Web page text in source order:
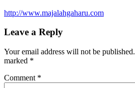
http://www.majalahgaharu.com
Leave a Reply
Your email address will not be published.
marked *
Comment *